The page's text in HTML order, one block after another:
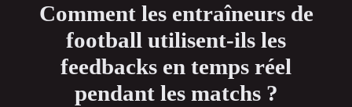
Comment les entraîneurs de
football utilisent-ils les
feedbacks en temps réel
pendant les matchs ?